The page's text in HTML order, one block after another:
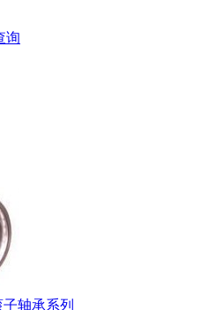
询
轴承系列